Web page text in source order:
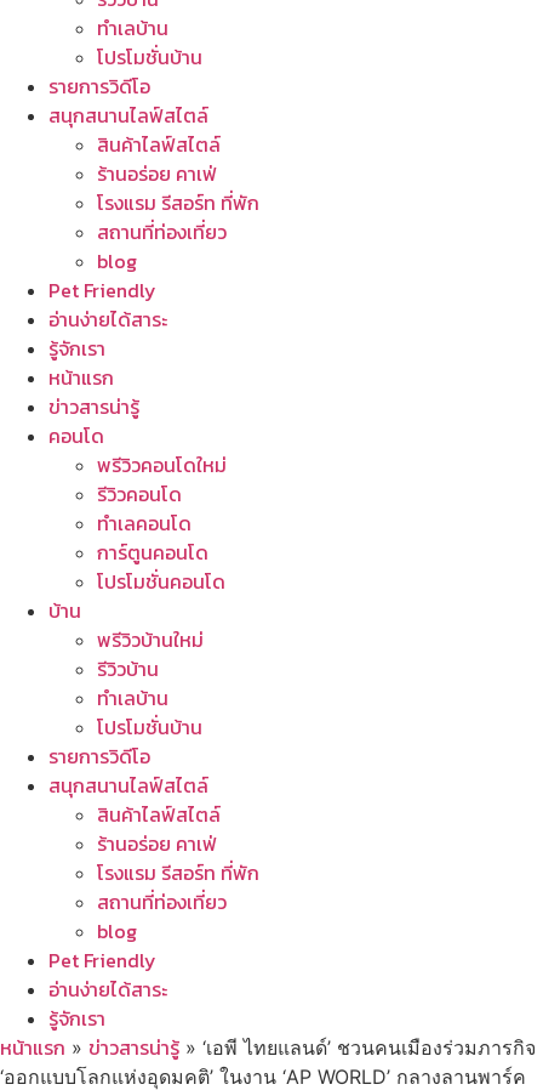
ทำเลบ้าน
โปรโมชั่นบ้าน
รายการวิดีโอ
สนุกสนานไลฟ์สไตล์
สินค้าไลฟ์สไตล์
ร้านอร่อย คาเฟ่
โรงแรม รีสอร์ท ที่พัก
สถานที่ท่องเที่ยว
blog
Pet Friendly
อ่านง่ายได้สาระ
รู้จักเรา
หน้าแรก
ข่าวสารน่ารู้
คอนโด
พรีวิวคอนโดใหม่
รีวิวคอนโด
ทำเลคอนโด
การ์ตูนคอนโด
โปรโมชั่นคอนโด
บ้าน
พรีวิวบ้านใหม่
รีวิวบ้าน
ทำเลบ้าน
โปรโมชั่นบ้าน
รายการวิดีโอ
สนุกสนานไลฟ์สไตล์
สินค้าไลฟ์สไตล์
ร้านอร่อย คาเฟ่
โรงแรม รีสอร์ท ที่พัก
สถานที่ท่องเที่ยว
blog
Pet Friendly
อ่านง่ายได้สาระ
รู้จักเรา
หน้าแรก » ข่าวสารน่ารู้ » ‘เอพี ไทยแลนด์’ ชวนคนเมืองร่วมภารกิจ
‘ออกแบบโลกแห่งอุดมคติ’ ในงาน ‘AP WORLD’ กลางลานพาร์ค